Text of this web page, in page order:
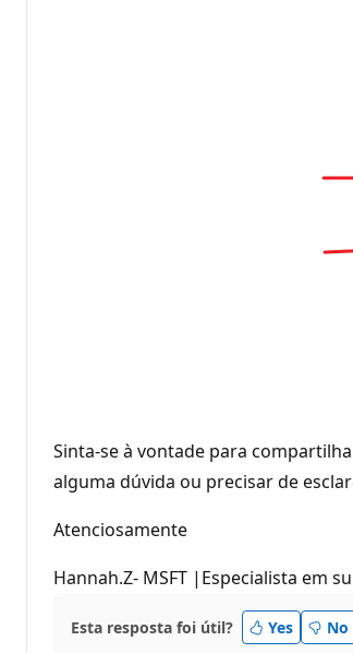
Sinta-se à vontade para
alguma dúvida ou precisar de
Atenciosamente
Hannah.Z- MSFT |Especialista em
Esta resposta foi útil? Yes No